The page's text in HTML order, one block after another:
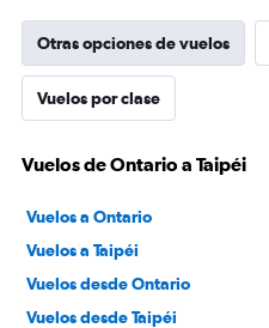
Otras opciones de vuelos
Vuelos por clase
Vuelos de Ontario a Taipéi
Vuelos a Ontario
Vuelos a Taipéi
Vuelos desde Ontario
Vuelos desde Taipéi